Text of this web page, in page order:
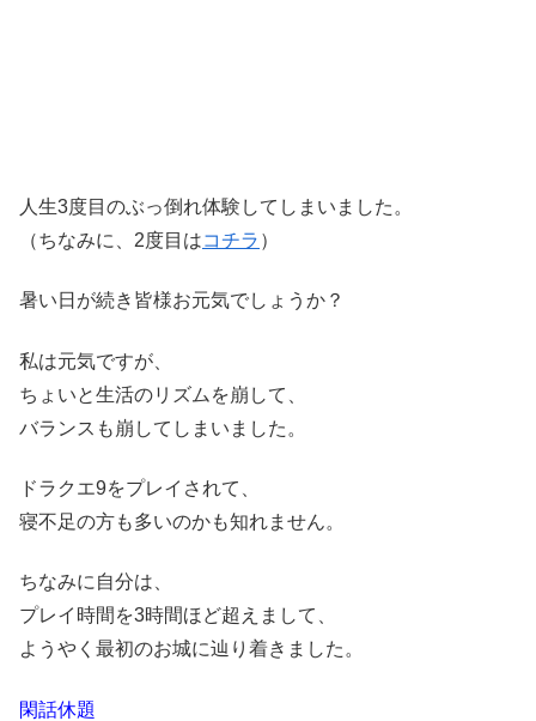
人生3度目のぶっ倒れ体験してしまいました。
（ちなみに、2度目はコチラ ）
暑い日が続き皆様お元気でしょうか？
私は元気ですが、
ちょいと生活のリズムを崩して、
バランスも崩してしまいました。
ドラクエ9をプレイされて、
寝不足の方も多いのかも知れません。
ちなみに自分は、
プレイ時間を3時間ほど超えまして、
ようやく最初のお城に辿り着きました。
閑話休題